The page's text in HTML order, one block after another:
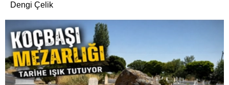
Dengi Çelik